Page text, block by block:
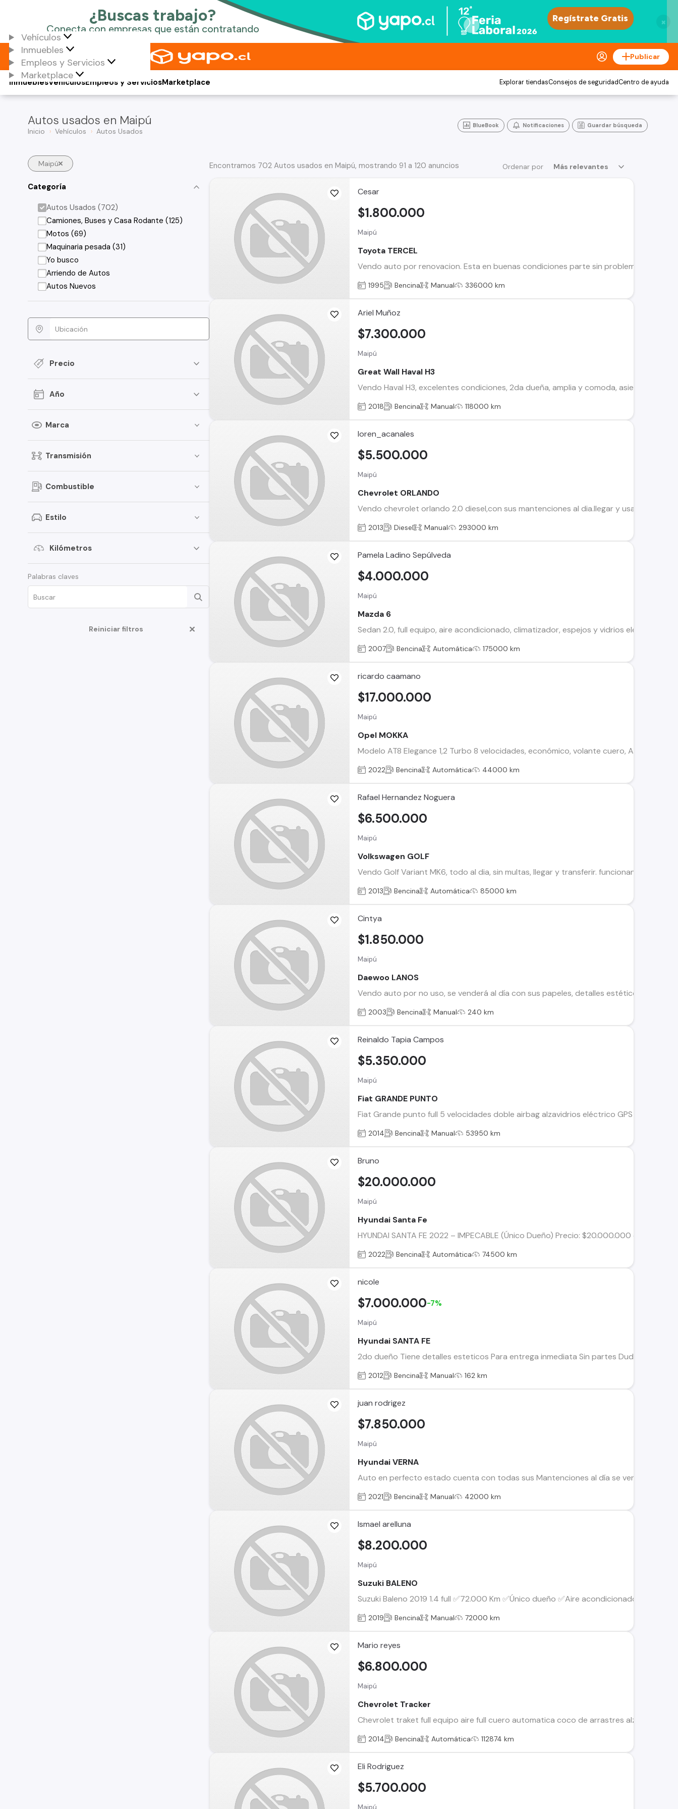
×
Vehículos
Inmuebles
Empleos y Servicios
Marketplace
Publicar
Vehículos
Inmuebles Empleos y ServiciosMarketplace Explorar tiendasConsejos de seguridadCentro de ayuda
Autos usados en Maipú
Inicio Vehículos Autos Usados
BlueBook Notificaciones Guardar búsqueda
Maipú
Categoría
Autos Usados (702)
Camiones, Buses y Casa Rodante (125)
Motos (69)
Maquinaria pesada (31)
Yo busco
Arriendo de Autos
Autos Nuevos
Precio
Año
Marca
Transmisión
Combustible
Estilo
Kilómetros
Palabras claves
Reiniciar filtros
Ordenar por Más relevantes
Encontramos 702 Autos usados en Maipú, mostrando 91 a 120 anuncios
Cesar
Maipú
Toyota TERCEL
Vendo auto por renovacion. Esta en buenas condiciones parte sin problemas. El
$1.800.000
1995 Bencina Manual 336000 km
Ariel Muñoz
Maipú
Great Wall Haval H3
Vendo Haval H3, excelentes condiciones, 2da dueña, amplia y comoda, asientos de
$7.300.000
2018 Bencina Manual 118000 km
loren_acanales
Maipú
Chevrolet ORLANDO
Vendo chevrolet orlando 2.0 diesel,con sus mantenciones al dia.llegar y usar,viene
$5.500.000
2013 Diesel Manual 293000 km
Pamela Ladino Sepúlveda
Maipú
Mazda 6
Sedan 2.0, full equipo, aire acondicionado, climatizador, espejos y vidrios eléctricos,
$4.000.000
2007 Bencina Automática 175000 km
ricardo caamano
Maipú
Opel MOKKA
Modelo AT8 Elegance 1,2 Turbo 8 velocidades, económico, volante cuero, A/C,
$17.000.000
2022 Bencina Automática 44000 km
Rafael Hernandez Noguera
Maipú
Volkswagen GOLF
Vendo Golf Variant MK6, todo al dia, sin multas, llegar y transferir. funcionando al
$6.500.000
2013 Bencina Automática 85000 km
Cintya
Maipú
Daewoo LANOS
Vendo auto por no uso, se venderá al día con sus papeles, detalles estéticos por el
$1.850.000
2003 Bencina Manual 240 km
Reinaldo Tapia Campos
Maipú
Fiat GRANDE PUNTO
Fiat Grande punto full 5 velocidades doble airbag alzavidrios eléctrico GPS instalado
$5.350.000
2014 Bencina Manual 53950 km
Bruno
Maipú
Hyundai Santa Fe
HYUNDAI SANTA FE 2022 – IMPECABLE (Único Dueño) Precio: $20.000.000
$20.000.000
2022 Bencina Automática 74500 km
nicole
Maipú
Hyundai SANTA FE
2do dueño Tiene detalles esteticos Para entrega inmediata Sin partes Duda o
$7.000.000-7%
2012 Bencina Manual 162 km
juan rodrigez
Maipú
Hyundai VERNA
Auto en perfecto estado cuenta con todas sus Mantenciones al día se vende por no
$7.850.000
2021 Bencina Manual 42000 km
Ismael arelluna
Maipú
Suzuki BALENO
Suzuki Baleno 2019 1.4 full ✅72.000 Km ✅Único dueño ✅Aire acondicionado con
$8.200.000
2019 Bencina Manual 72000 km
Mario reyes
Maipú
Chevrolet Tracker
Chevrolet traket full equipo aire full cuero automatica coco de arrastres alza vudrios
$6.800.000
2014 Bencina Automática 112874 km
Eli Rodriguez
$5.700.000